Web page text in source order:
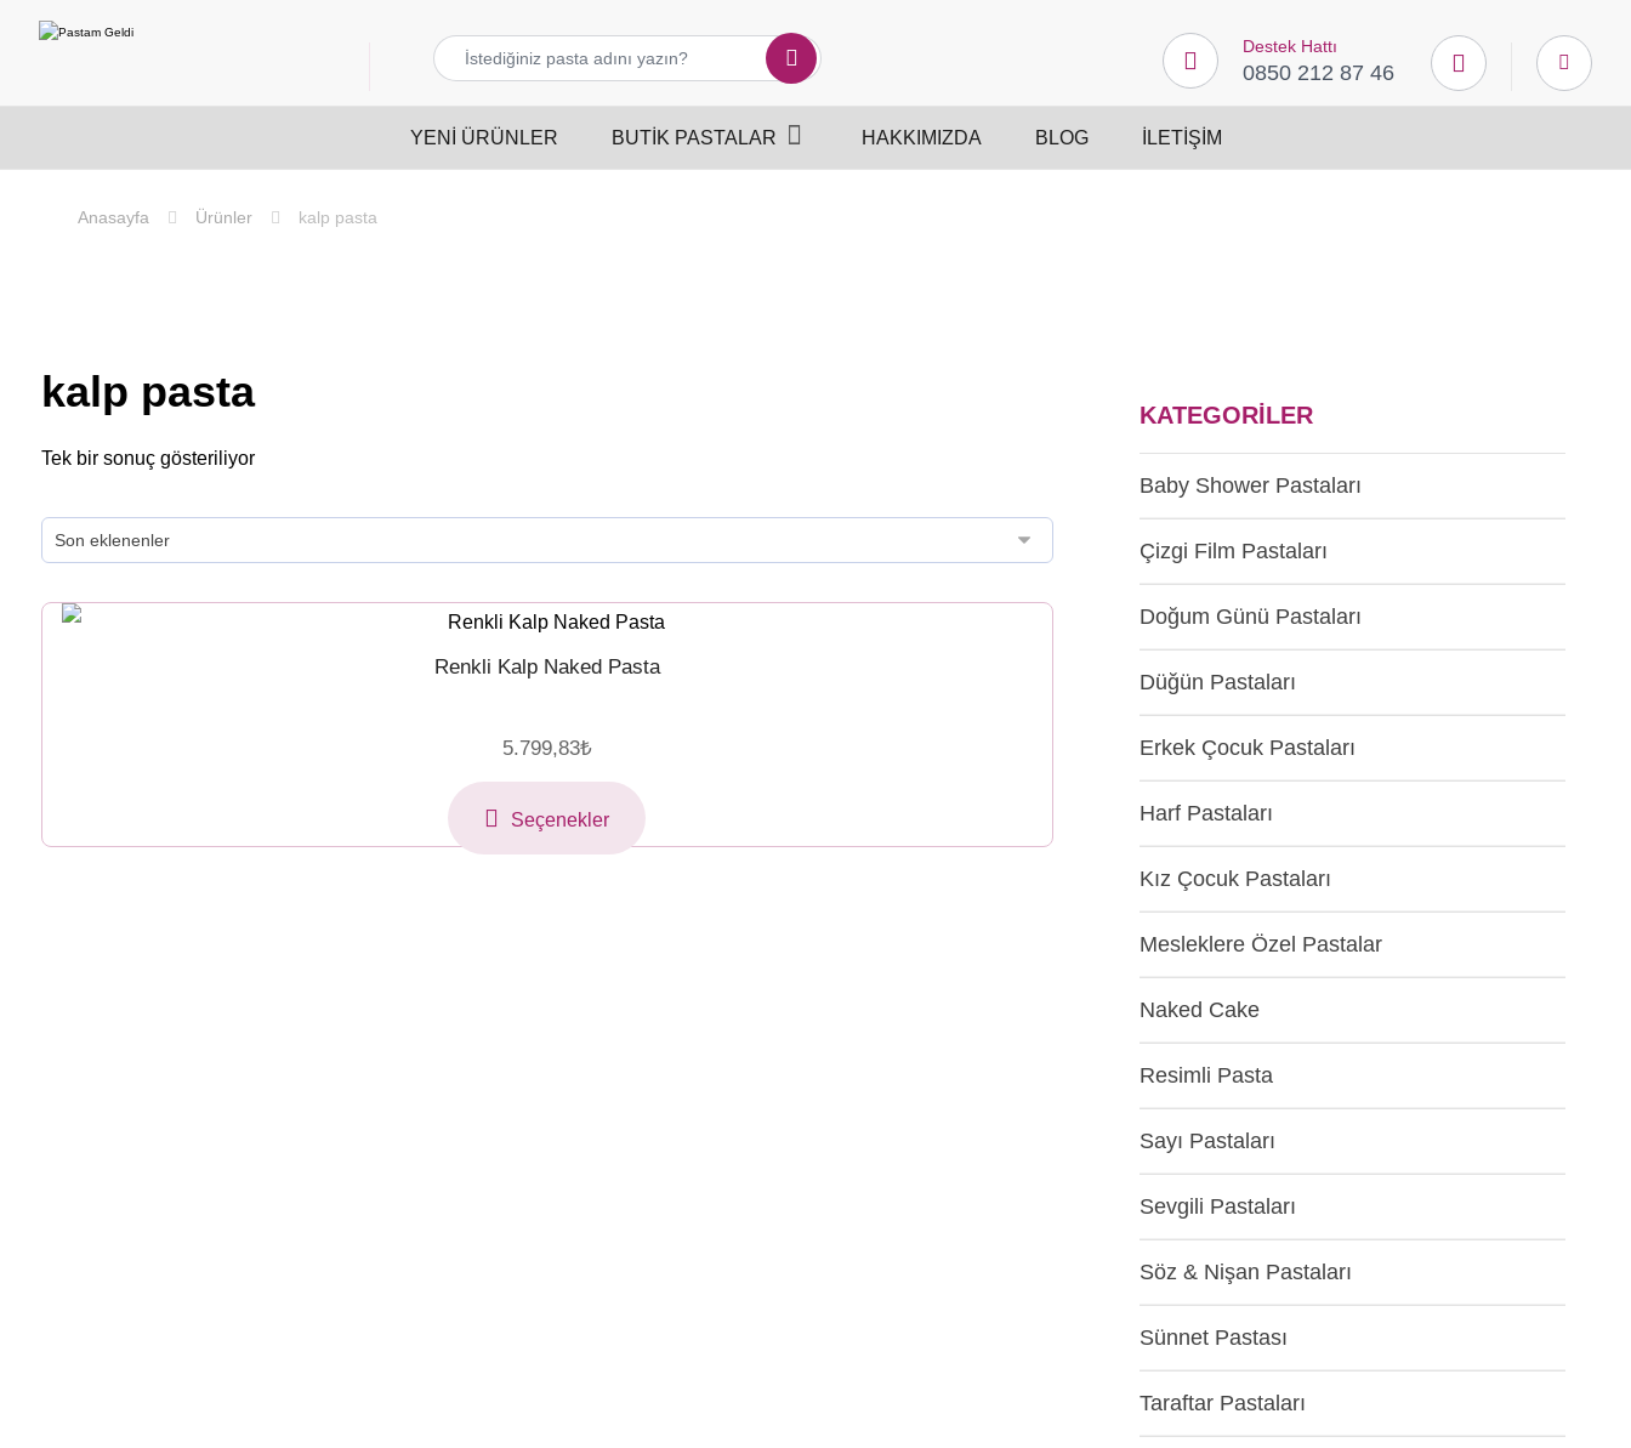
Destek Hattı
0850 212 87 46
YENI ÜRÜNLER BUTIK PASTALAR HAKKIMIZDA BLOG İLETIŞIM
Ürünler kalp pasta
kalp pasta
Tek bir sonuç gösteriliyor
Renkli Kalp Naked Pasta
5.799,83₺
Seçenekler
KATEGORILER
Baby Shower Pastaları
Çizgi Film Pastaları
Doğum Günü Pastaları
Düğün Pastaları
Erkek Çocuk Pastaları
Harf Pastaları
Kız Çocuk Pastaları
Mesleklere Özel Pastalar
Naked Cake
Resimli Pasta
Sayı Pastaları
Sevgili Pastaları
Söz & Nişan Pastaları
Sünnet Pastası
Taraftar Pastaları